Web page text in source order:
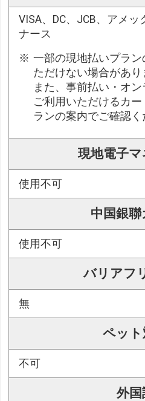
VISA、DC、JCB、アメ
ナース
一部の現地払いプラ
ただけない場合があり
また、事前払い・オ
ご利用いただけるカ
ランの案内でご確認く
現地電子
使用不可
中国銀聯
使用不可
バリアフ
無
ペット
不可
外国